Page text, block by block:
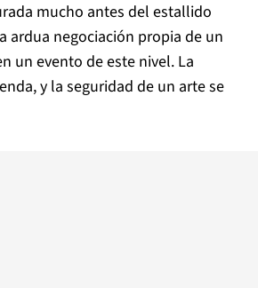
mucho antes del estallido
ardua negociación propia de un
un evento de este nivel. La
y la seguridad de un arte se